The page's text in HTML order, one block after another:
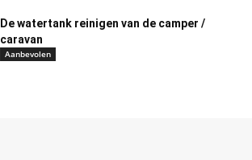
De watertank reinigen van de camper /
caravan
Aanbevolen